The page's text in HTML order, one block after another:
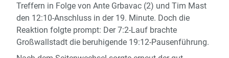
Treffern in Folge von Ante Grbavac (2) und Tim Mast
den 12:10-Anschluss in der 19. Minute. Doch die
Reaktion folgte prompt: Der 7:2-Lauf brachte
Großwallstadt die beruhigende 19:12-Pausenführung.